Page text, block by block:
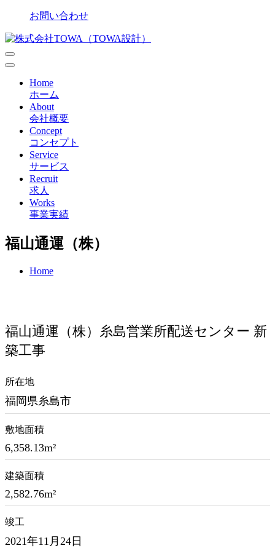
content
お問い合わせ
Home
ホーム
About
会社概要
Concept
コンセプト
Service
サービス
Recruit
求人
Works
事業実績
福山通運（株）
Home
福山通運（株）糸島営業所配送センター 新
築工事
所在地
福岡県糸島市
敷地面積
6,358.13m²
建築面積
2,582.76m²
竣工
2021年11月24日